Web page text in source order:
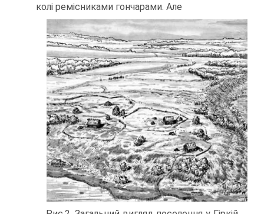
колі ремісниками гончарами. Але